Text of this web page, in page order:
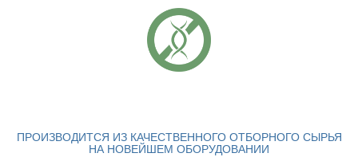
ПРОИЗВОДИТСЯ ИЗ КАЧЕСТВЕННОГО ОТБОРНОГО СЫРЬЯ
НА НОВЕЙШЕМ ОБОРУДОВАНИИ